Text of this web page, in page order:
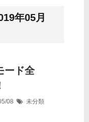
年05月
ード全
08 未分類